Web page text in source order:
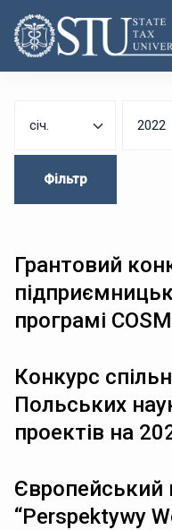
Фільтр
Грантовий
програмі
Конкурс
Польських
проектів на
Європейський
“Perspektywy